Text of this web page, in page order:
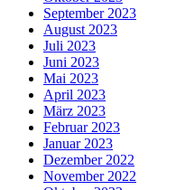
September 2023
August 2023
Juli 2023
Juni 2023
Mai 2023
April 2023
März 2023
Februar 2023
Januar 2023
Dezember 2022
November 2022